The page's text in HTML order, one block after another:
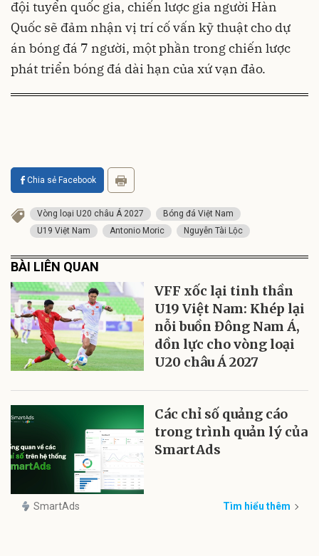
đội tuyển quốc gia, chiến lược gia người Hàn
Quốc sẽ đảm nhận vị trí cố vấn kỹ thuật cho dự
án bóng đá 7 người, một phần trong chiến lược
phát triển bóng đá dài hạn của xứ vạn đảo.
Chia sẻ Facebook
Vòng loại U20 châu Á 2027
Bóng đá Việt Nam
U19 Việt Nam
Antonio Moric Nguyễn Tài Lộc
BÀI LIÊN QUAN
VFF xốc lại tinh thần
U19 Việt Nam: Khép lại
nỗi buồn Đông Nam Á,
dồn lực cho vòng loại
U20 châu Á 2027
Các chỉ số quảng cáo
trong trình quản lý của
SmartAds
SmartAds Tìm hiểu thêm